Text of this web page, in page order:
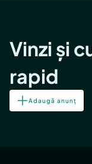
Vinzi și
rapid
Adaugă anunț